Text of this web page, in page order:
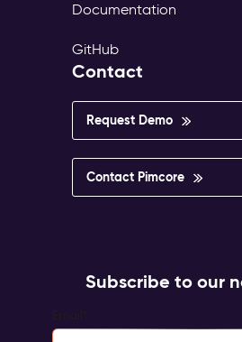
Documentation
GitHub
Contact
Request Demo
Contact Pimcore
Subscribe to our